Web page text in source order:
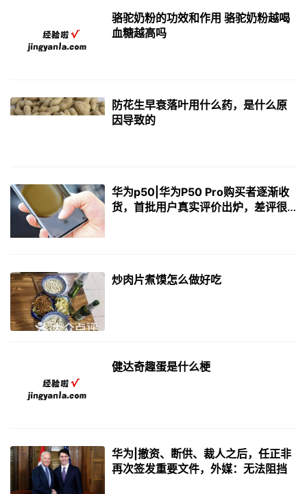
骆驼奶粉的功效和作用 骆驼奶粉越喝
血糖越高吗
防花生早衰落叶用什么药，是什么原
因导致的
华为p50|华为P50 Pro购买者逐渐收
货，首批用户真实评价出炉，差评很
炒肉片煮馍怎么做好吃
健达奇趣蛋是什么梗
华为|撤资、断供、裁人之后，任正非
再次签发重要文件，外媒：无法阻挡